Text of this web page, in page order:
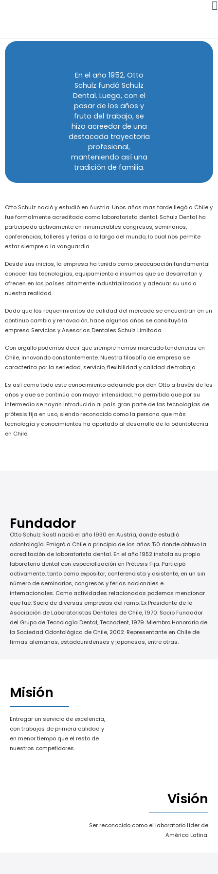
En el año 1952, Otto
Schulz fundó Schulz
Dental. Luego, con el
pasar de los años y
fruto del trabajo, se
hizo acreedor de una
destacada trayectoria
profesional,
manteniendo así una
tradición de familia.
Otto Schulz nació y estudió en Austria. Unos años mas tarde llegó a Chile y
fue formalmente acreditado como laboratorista dental. Schulz Dental ha
participado activamente en innumerables congresos, seminarios,
conferencias, talleres y ferias a lo largo del mundo, lo cual nos permite
estar siempre a la vanguardia.
Desde sus inicios, la empresa ha tenido como preocupación fundamental
conocer las tecnologías, equipamiento e insumos que se desarrollan y
ofrecen en los países altamente industrializados y adecuar su uso a
nuestra realidad.
Dado que los requerimientos de calidad del mercado se encuentran en un
continuo cambio y renovación, hace algunos años se consituyó la
empresa Servicios y Asesorias Dentales Schulz Limitada.
Con orgullo podemos decir que siempre hemos marcado tendencias en
Chile, innovando constantemente. Nuestra filosofía de empresa se
caracteriza por la seriedad, servicio, flexibilidad y calidad de trabajo.
Es así como todo este conocimiento adquirido por don Otto a través de los
años y que se continúa con mayor intensidad, ha permitido que por su
intermedio se hayan introducido al país gran parte de las tecnologías de
prótesis fija en uso, siendo reconocido como la persona que más
tecnología y conocimientos ha aportado al desarrollo de la odontotecnia
en Chile.
Fundador
Otto Schulz Rastl nació el año 1930 en Austria, donde estudió
odontología. Emigró a Chile a principio de los años ’50 donde obtuvo la
acreditación de laboratorista dental. En el año 1952 instala su propio
laboratorio dental con especialización en Prótesis Fija. Participó
activamente, tanto como expositor, conferencista y asistente, en un sin
número de seminarios, congresos y ferias nacionales e
internacionales. Como actividades relacionadas podemos mencionar
que fue: Socio de diversas empresas del ramo. Ex Presidente de la
Asociación de Laboratoristas Dentales de Chile, 1970. Socio Fundador
del Grupo de Tecnología Dental, Tecnodent, 1979. Miembro Honorario de
la Sociedad Odontológica de Chile, 2002. Representante en Chile de
firmas alemanas, estadounidenses y japonesas, entre otras.
Misión
Entregar un servicio de excelencia,
con trabajos de primera calidad y
en menor tiempo que el resto de
nuestros competidores.
Visión
Ser reconocido como el laboratorio líder de
América Latina.